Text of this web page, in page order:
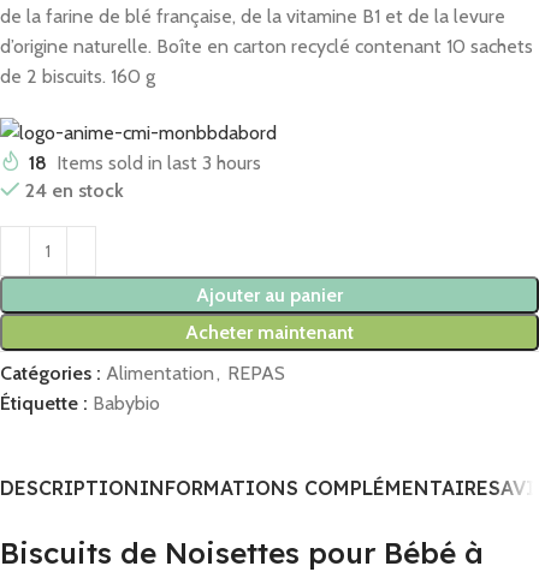
de la farine de blé française, de la vitamine B1 et de la levure
d’origine naturelle. Boîte en carton recyclé contenant 10 sachets
de 2 biscuits. 160 g
18 Items sold in last 3 hours
24 en stock
Ajouter au panier
Acheter maintenant
Catégories : Alimentation , REPAS
Étiquette : Babybio
DESCRIPTIONINFORMATIONS COMPLÉMENTAIRES
Biscuits de Noisettes pour Bébé à